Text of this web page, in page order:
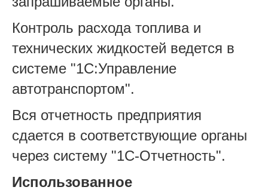
Контроль расхода топлива и
технических жидкостей ведется в
системе "1С:Управление
автотранспортом".
Вся отчетность предприятия
сдается в соответствующие органы
через систему "1С-Отчетность".
Использованное